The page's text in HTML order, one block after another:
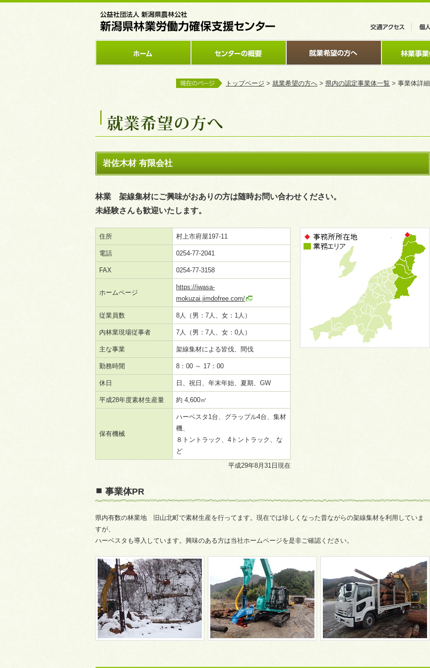
トップページ > 就業希望の方へ > 県内の認定事業体一覧 > 事業体詳細
岩佐木材 有限会社
林業 架線集材にご興味がおありの方は随時お問い合わせください。
未経験さんも歓迎いたします。
住所 村上市府屋197-11
電話 0254-77-2041
FAX 0254-77-3158
ホームページ
https://iwasa-
mokuzai.jimdofree.com/
従業員数 8人（男：7人、女：1人）
内林業現場従事者 7人（男：7人、女：0人）
主な事業 架線集材による皆伐、間伐
勤務時閒 8：00 ～ 17：00
休日 日、祝日、年末年始、夏期、GW
平成28年度素材生産量 約 4,600㎥
保有機械
ハーベスタ1台、グラップル4台、集材
機、
８トントラック、4トントラック、な
ど
平成29年8月31日現在
事業体PR
県内有数の林業地 旧山北町で素材生産を行ってます。現在では珍しくなった昔ながらの架線集材を利用していま
すが、
ハーベスタも導入しています。興味のある方は当社ホームページを是非ご確認ください。